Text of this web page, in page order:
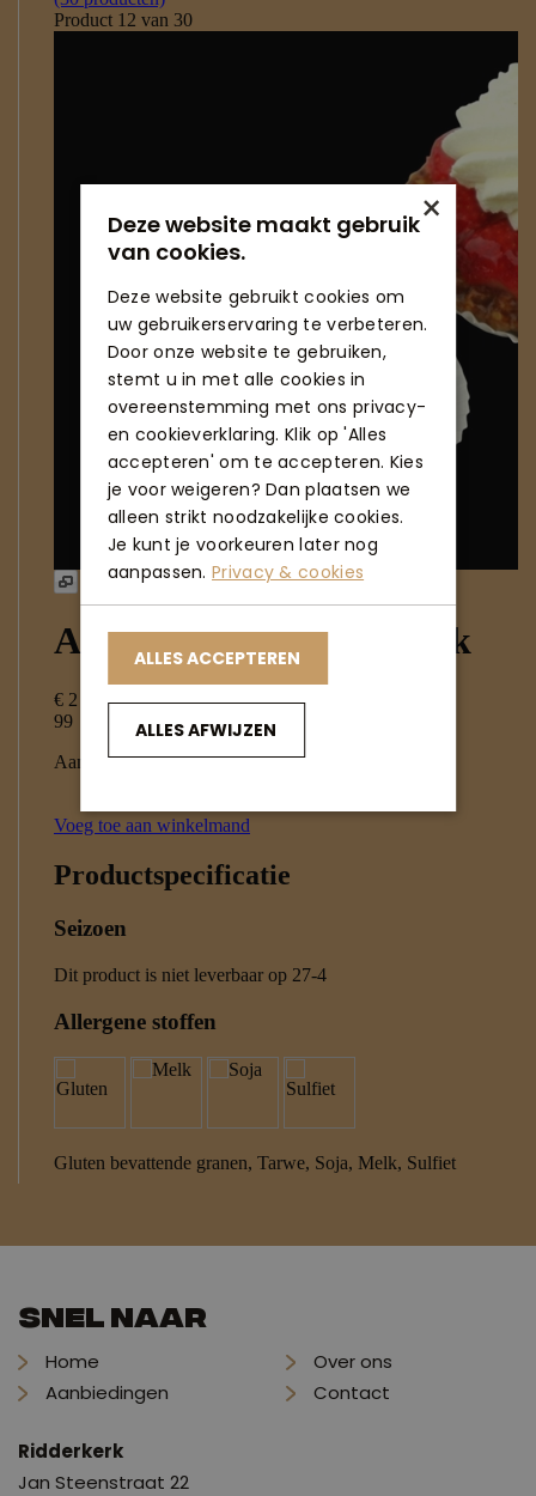
Snel naar
Home
Aanbiedingen
Over ons
Contact
Ridderkerk
Jan Steenstraat 22
×
Deze website maakt gebruik
van cookies.
Deze website gebruikt cookies om
uw gebruikerservaring te verbeteren.
Door onze website te gebruiken,
stemt u in met alle cookies in
overeenstemming met ons privacy-
en cookieverklaring. Klik op 'Alles
accepteren' om te accepteren. Kies
je voor weigeren? Dan plaatsen we
alleen strikt noodzakelijke cookies.
Je kunt je voorkeuren later nog
aanpassen.Privacy & cookies
ALLES ACCEPTEREN
ALLES AFWIJZEN